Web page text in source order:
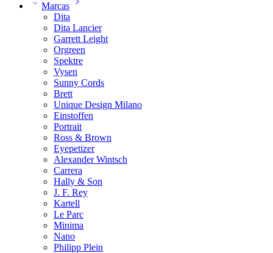
Marcas
Dita
Dita Lancier
Garrett Leight
Orgreen
Spektre
Vysen
Sunny Cords
Brett
Unique Design Milano
Einstoffen
Portrait
Ross & Brown
Eyepetizer
Alexander Wintsch
Carrera
Hally & Son
J. F. Rey
Kartell
Le Parc
Minima
Nano
Philipp Plein